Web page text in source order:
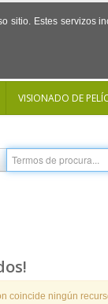
sitio. Estes
VISIONADO DE
coincide ningún